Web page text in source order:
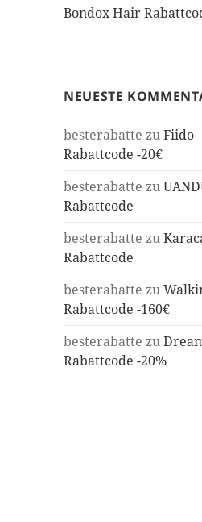
Bondox Hair
NEUESTE
besterabatte zuFiido
Rabattcode -20€
besterabatte zu
Rabattcode
besterabatte zu
Rabattcode
besterabatte zu
Rabattcode -160€
besterabatte zu
Rabattcode -20%